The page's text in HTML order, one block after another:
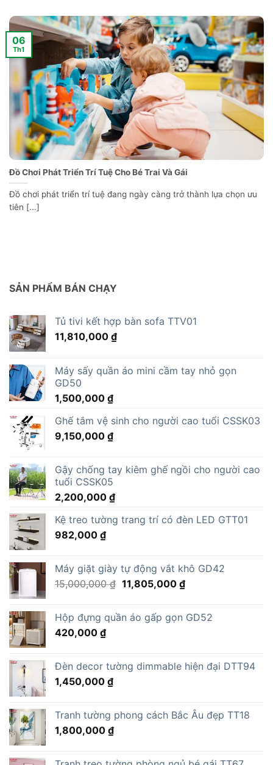
Đồ Chơi Phát Triển Trí Tuệ Cho Bé Trai Và Gái
Đồ chơi phát triển trí tuệ đang ngày càng trở thành lựa chọn ưu
tiên [...]
06
Th1
SẢN PHẨM BÁN CHẠY
Tủ tivi kết hợp bàn sofa TTV01
11,810,000 ₫
Máy sấy quần áo mini cầm tay nhỏ gọn
GD50
1,500,000 ₫
Ghế tắm vệ sinh cho người cao tuổi CSSK03
9,150,000 ₫
Gậy chống tay kiêm ghế ngồi cho người cao
tuổi CSSK05
2,200,000 ₫
Kệ treo tường trang trí có đèn LED GTT01
982,000 ₫
Máy giặt giày tự động vắt khô GD42
15,000,000₫ Giá
15,000,000 ₫.
11,805,000 ₫Giá
là:
Hộp đựng quần áo gấp gọn GD52
420,000 ₫
Đèn decor tường dimmable hiện đại DTT94
1,450,000 ₫
Tranh tường phong cách Bắc Âu đẹp TT18
1,800,000 ₫